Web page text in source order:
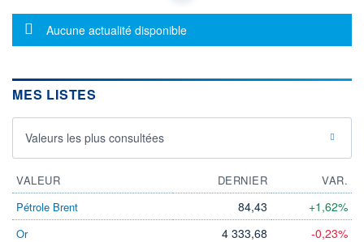
DONNÉES TEMPS DIFFÉRÉ
Politique d'exécution
Cotation sur les autres places
0,0000
0,0000 0,0000
VOLUME
0 0,00%
VALORISATION
LIMITE À LA
BAISSE
0,0000
LIMITE À LA
0,0000
Message d'information
Aucune actualité disponible
MES LISTES
Valeurs les plus consultées
VALEUR DERNIER
VAR.
Pétrole Brent
84,43 +1,62%
Or 4 333,68 -0,23%